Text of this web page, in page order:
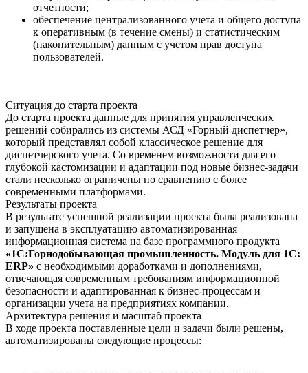
отчетности;
обеспечение централизованного учета и общего доступа
к оперативным (в течение смены) и статистическим
(накопительным) данным с учетом прав доступа
пользователей.
Ситуация до старта проекта
До старта проекта данные для принятия управленческих
решений собирались из системы АСД «Горный диспетчер»,
который представлял собой классическое решение для
диспетчерского учета. Со временем возможности для его
глубокой кастомизации и адаптации под новые бизнес-задачи
стали несколько ограничены по сравнению с более
современными платформами.
Результаты проекта
В результате успешной реализации проекта была реализована
и запущена в эксплуатацию автоматизированная
информационная система на базе программного продукта
«1С:Горнодобывающая промышленность. Модуль для 1С:
ERP» с необходимыми доработками и дополнениями,
отвечающая современным требованиям информационной
безопасности и адаптированная к бизнес-процессам и
организации учета на предприятиях компании.
Архитектура решения и масштаб проекта
В ходе проекта поставленные цели и задачи были решены,
автоматизированы следующие процессы: